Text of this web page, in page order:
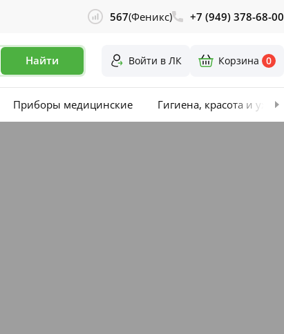
567(Феникс) +7 (949) 378-68-00
Найти Войти в ЛК Корзина 0
Приборы медицинские Гигиена, красота и уход